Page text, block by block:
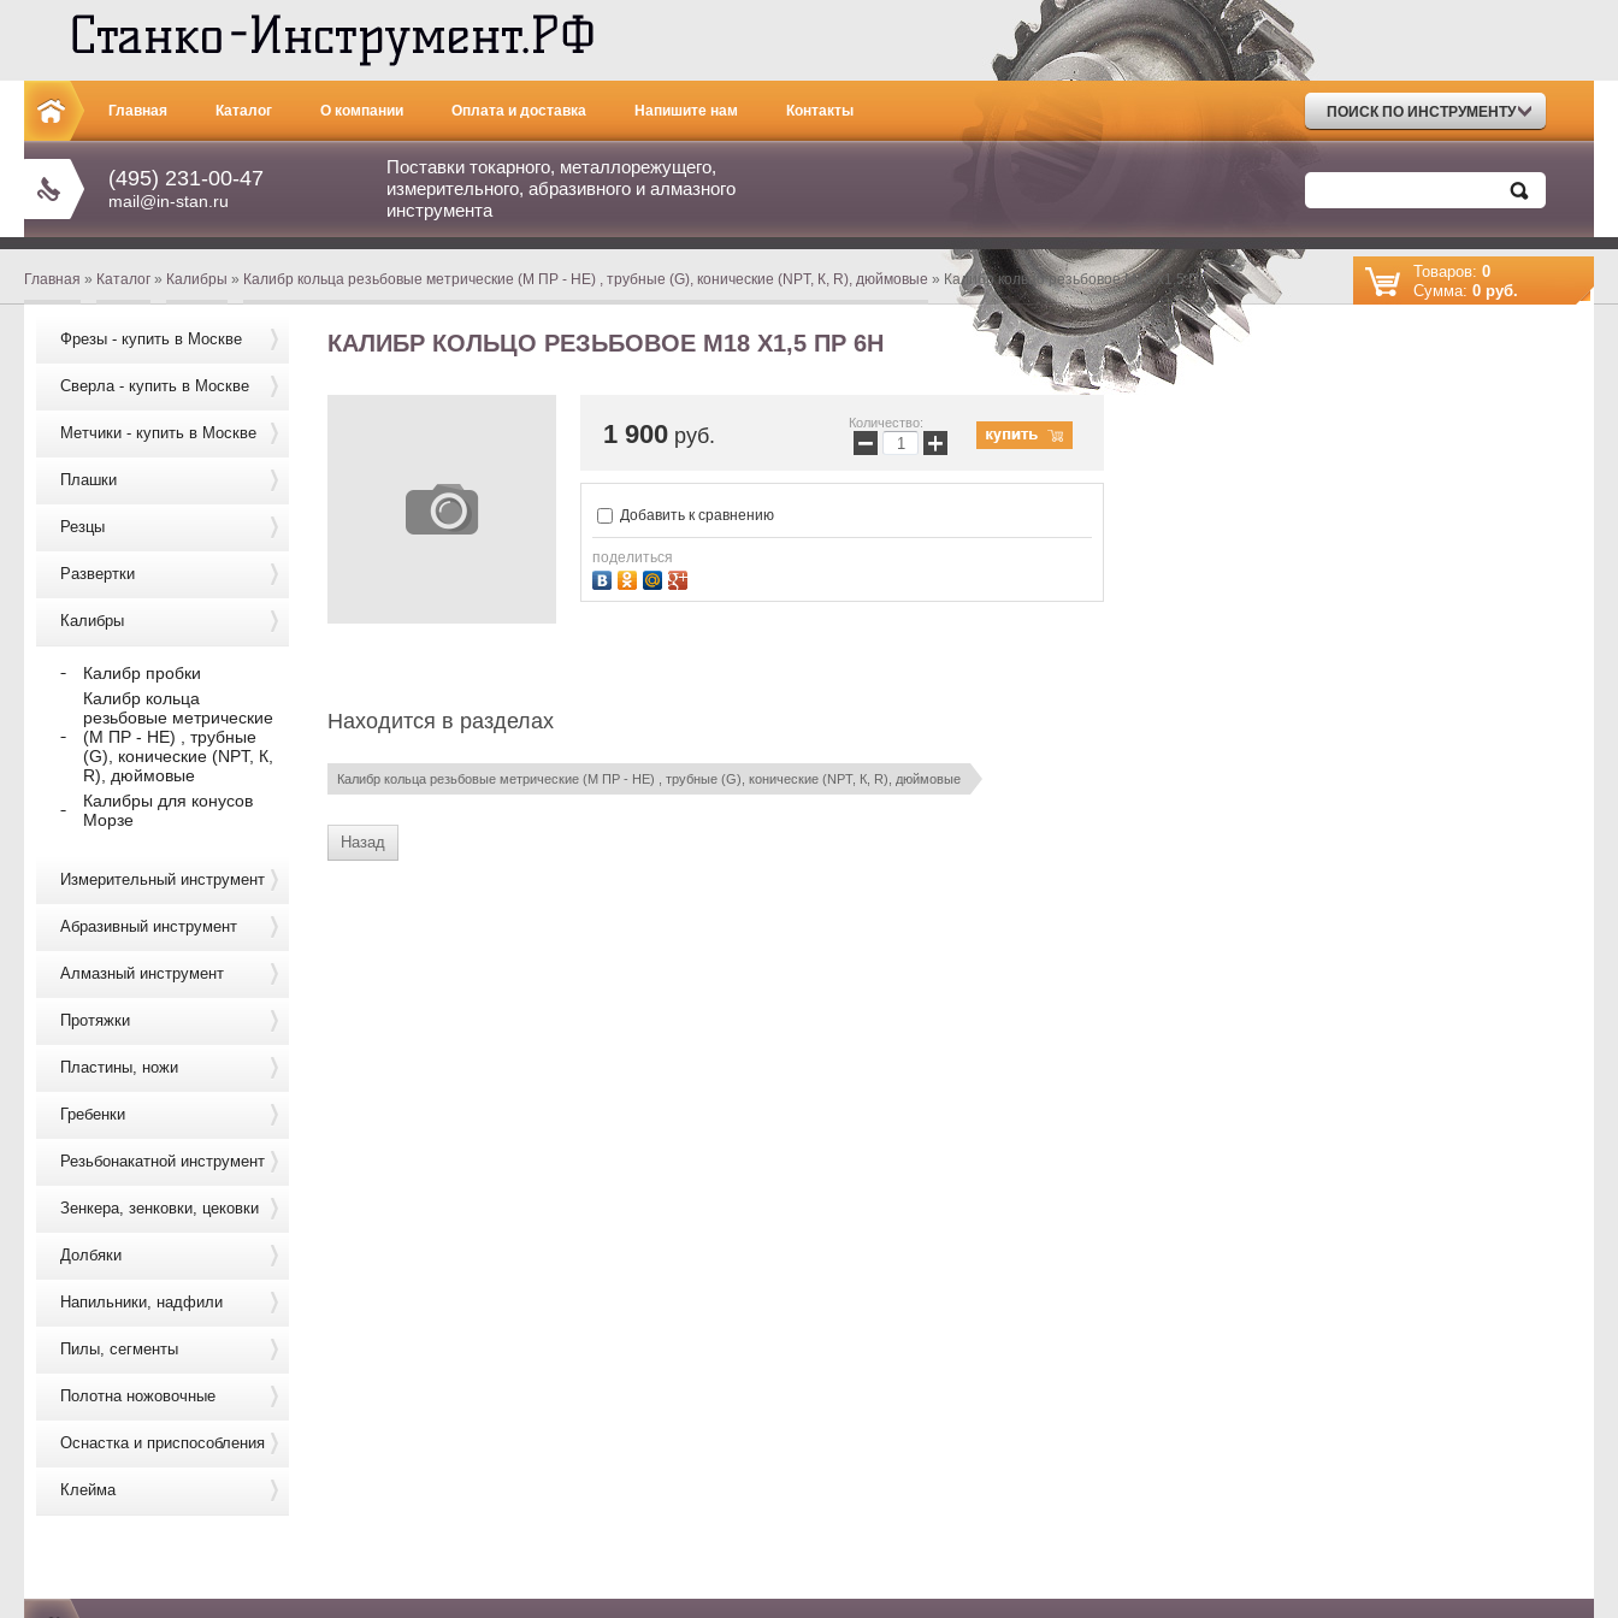
ПОИСК ПО ИНСТРУМЕНТУ
(495) 231-00-47
mail@in-stan.ru
Поставки токарного, металлорежущего,
измерительного, абразивного и алмазного
инструмента
Главная Каталог О компании Оплата и доставка Напишите нам Контакты
Главная » Каталог » Калибры » Калибр кольца резьбовые метрические (М ПР - НЕ) , трубные (G), конические (NPT, К, R), дюймовые » Калибр кольцо резьбовое М18 х1,5 ПР 6h Товаров: 0
Cумма: 0 руб.
КАЛИБР КОЛЬЦО РЕЗЬБОВОЕ М18 Х1,5 ПР 6H
1 900 руб.
Количество:
− +
Добавить к сравнению
поделиться
Находится в разделах
Калибр кольца резьбовые метрические (М ПР - НЕ) , трубные (G), конические (NPT, К, R), дюймовые
Назад
Фрезы - купить в Москве
Сверла - купить в Москве
Метчики - купить в Москве
Плашки
Резцы
Развертки
Калибры
Калибр пробки
Калибр кольца
резьбовые метрические
(М ПР - НЕ) , трубные
(G), конические (NPT, К,
R), дюймовые
Калибры для конусов
Морзе
Измерительный инструмент
Абразивный инструмент
Алмазный инструмент
Протяжки
Пластины, ножи
Гребенки
Резьбонакатной инструмент
Зенкера, зенковки, цековки
Долбяки
Напильники, надфили
Пилы, сегменты
Полотна ножовочные
Оснастка и приспособления
Клейма